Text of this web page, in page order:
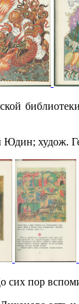
Юдин;
сих пор